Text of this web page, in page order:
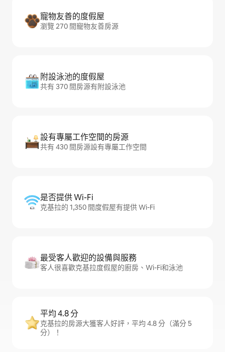
寵物友善的度假屋
瀏覽 270 間寵物友善房源
附設泳池的度假屋
共有 370 間房源有附設泳池
設有專屬工作空間的房源
共有 430 間房源設有專屬工作空間
是否提供 Wi-Fi
克基拉的 1,350 間度假屋有提供 Wi-Fi
最受客人歡迎的設備與服務
客人很喜歡克基拉度假屋的廚房、Wi-Fi和泳池
平均 4.8 分
克基拉的房源大獲客人好評，平均 4.8 分（滿分 5
分）！